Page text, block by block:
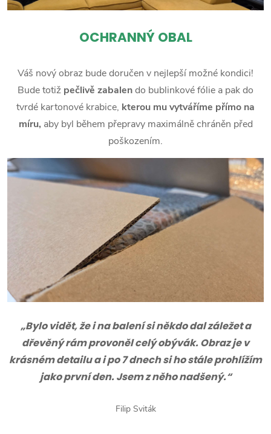
OCHRANNÝ OBAL
Váš nový obraz bude doručen v nejlepší možné kondici!
Bude totiž pečlivě zabalendo bublinkové fólie a pak do
tvrdé kartonové krabice, kterou mu vytváříme přímo na
míru, aby byl během přepravy maximálně chráněn před
poškozením.
„Bylo vidět, že i na balení si někdo dal záležet a
dřevěný rám provoněl celý obývák. Obraz je v
krásném detailu a i po 7 dnech si ho stále prohlížím
jako první den. Jsem z něho nadšený.“
Filip Sviták